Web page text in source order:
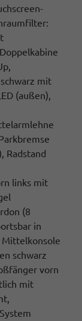
mit
(außen),
Radstand
links mit
(8
in
Mittelkonsole
schwarz
vorn
mit